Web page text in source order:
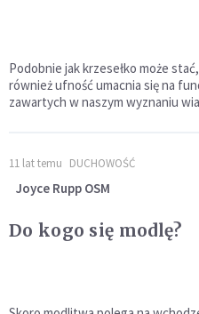
Podobnie jak krzesełko może
również ufność umacnia się na
zawartych w naszym wyznaniu
11 lat temu DUCHOWOŚĆ
Joyce Rupp OSM
Do kogo się modlę?